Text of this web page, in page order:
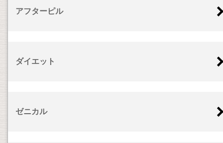
アフターピル
ダイエット
ゼニカル